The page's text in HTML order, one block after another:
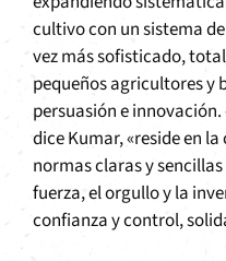
cultivo con un sistema
vez más sofisticado,
pequeños agricultores y
persuasión e
dice Kumar, «reside en
normas claras y
fuerza, el orgullo y la
confianza y control,